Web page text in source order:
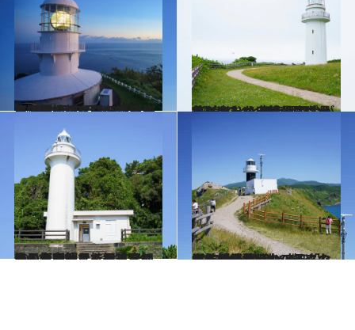
2024.2.15
空海が悟りを開いた地・室戸岬の灯台は49キロ先まで陸地の存在を知らせる“一つ目の巨人”
旅＆お出かけ 2023.12.14
”灯台でととのう”サウナイベントも 恵山岬灯台がそびえたつ自然公園は景色も楽しめる絶景スポット
旅＆お出かけ
2024.1.25
月の名所としても知られる風光明媚な桂浜。空海、坂本龍馬、紀貫之のゆかりの地でもある高知県の灯台へ
旅＆お出かけ 2023.9.16
源義経を慕ったアイヌの女性が後を 追い身を投げ…“女人禁制”の岬と なった神威岬灯台の知られざる絶景
旅＆お出かけ